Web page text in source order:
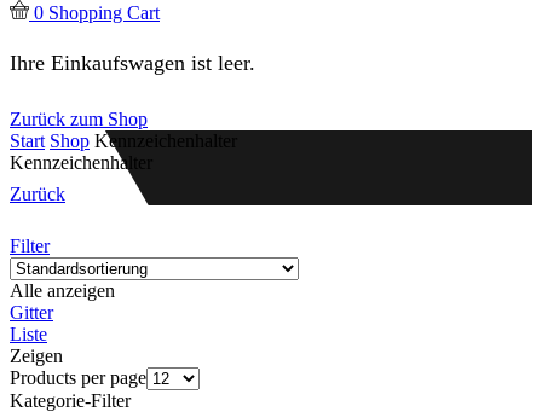
0 Shopping Cart
Ihre Einkaufswagen ist leer.
Zurück zum Shop
Start Shop Kennzeichenhalter
Kennzeichenhalter
Zurück
Filter
Alle anzeigen
Gitter
Liste
Zeigen
Products per page
Kategorie-Filter